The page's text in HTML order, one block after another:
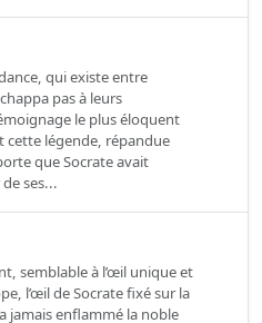
qui existe entre
pas à leurs
le plus éloquent
cette légende, répandue
que Socrate avait
ses...
semblable à l’œil unique et
l’œil de Socrate fixé sur la
jamais enflammé la noble